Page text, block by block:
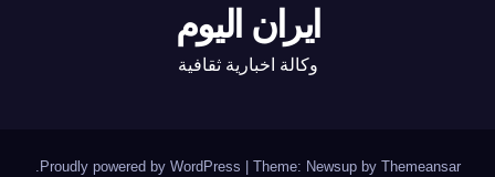
ايران اليوم
وكالة اخبارية ثقافية
Proudly powered by WordPress Theme: Newsup by Themeansar
.